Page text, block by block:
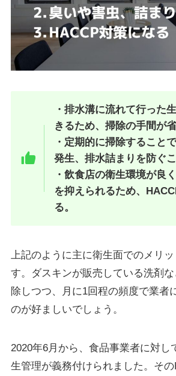
・排水溝に流れて行った
きるため、掃除の手間が省
・定期的に掃除すること
発生、排水詰まりを防ぐ
・飲食店の衛生環境が良
を抑えられるため、
る。
上記のように主に衛生面でのメリッ
す。ダスキンが販売している洗剤
除しつつ、月に1回程の頻度で業者
のが好ましいでしょう。
2020年6月から、食品事業者に対し
生管理が義務付けられました。そ